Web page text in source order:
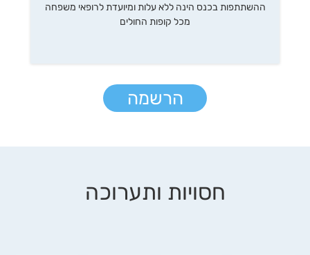
ההשתתפות בכנס הינה ללא עלות ומיועדת לרופאי משפחה
מכל קופות החולים
הרשמה
חסויות ותערוכה